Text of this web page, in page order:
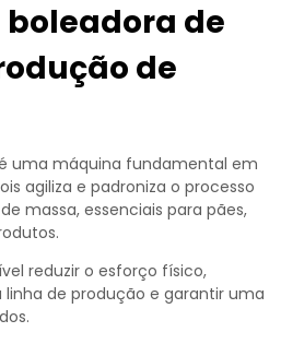
boleadora de
de
uma máquina fundamental em
agiliza e padroniza o processo
massa, essenciais para pães,
reduzir o esforço físico,
de produção e garantir uma